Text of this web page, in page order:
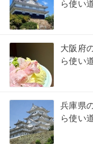
ら使い
大阪府
ら使い
兵庫県
ら使い